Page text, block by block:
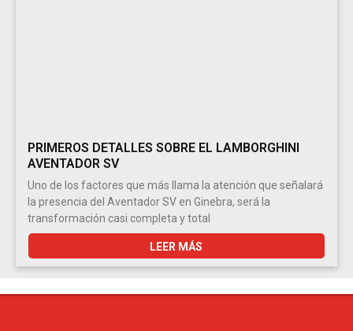
PRIMEROS DETALLES SOBRE EL LAMBORGHINI
AVENTADOR SV
Uno de los factores que más llama la atención que señalará
la presencia del Aventador SV en Ginebra, será la
transformación casi completa y total
LEER MÁS